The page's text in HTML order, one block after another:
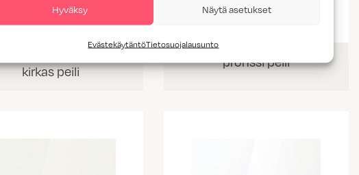
Hyväksy Näytä asetukset
EvästekäytäntöTietosuojalausunto
kirkas peili
pronssi peili